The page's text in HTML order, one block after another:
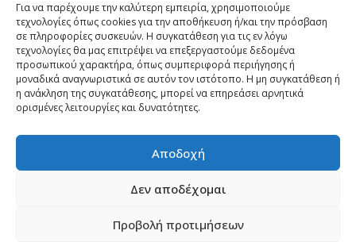
Για να παρέχουμε την καλύτερη εμπειρία, χρησιμοποιούμε
τεχνολογίες όπως cookies για την αποθήκευση ή/και την πρόσβαση
σε πληροφορίες συσκευών. Η συγκατάθεση για τις εν λόγω
τεχνολογίες θα μας επιτρέψει να επεξεργαστούμε δεδομένα
προσωπικού χαρακτήρα, όπως συμπεριφορά περιήγησης ή
μοναδικά αναγνωριστικά σε αυτόν τον ιστότοπο. Η μη συγκατάθεση ή
η ανάκληση της συγκατάθεσης, μπορεί να επηρεάσει αρνητικά
ορισμένες λειτουργίες και δυνατότητες.
Αποδοχή
Δεν αποδέχομαι
Προβολή προτιμήσεων
Τρόποι Αγοράς – Πληρωμής – Επιστρόφης
Όροι και Προϋποθέσεις
Δήλωση Απορρήτου
Copyright 2024palmospro.grmade bySata Support